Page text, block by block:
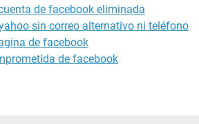
de facebook eliminada
sin correo alternativo ni teléfono
de facebook
de facebook